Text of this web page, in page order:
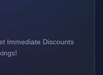
Immediate Discounts